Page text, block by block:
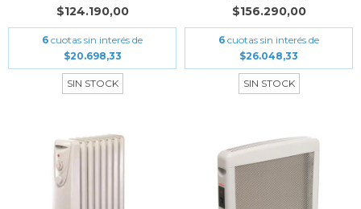
$124.190,00
6 cuotas sin interés de
$20.698,33
SIN STOCK
$156.290,00
6 cuotas sin interés de
$26.048,33
SIN STOCK